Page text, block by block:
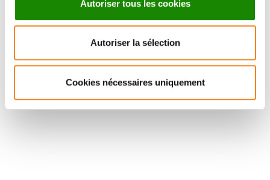
Autoriser tous les cookies
Autoriser la sélection
Cookies nécessaires uniquement
Suivez l'Institut Curie